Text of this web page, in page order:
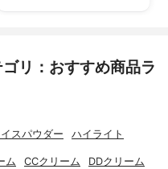
リ：おすすめ商品ラ
スパウダー ハイライト
ム CCクリーム DDクリーム